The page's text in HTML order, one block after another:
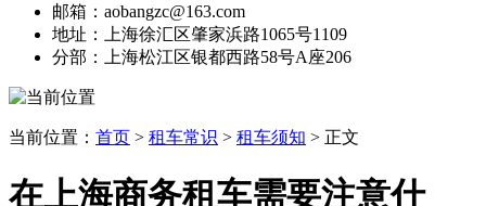
邮箱：aobangzc@163.com
地址：上海徐汇区肇家浜路1065号1109
分部：上海松江区银都西路58号A座206
当前位置： 首页 > 租车常识 > 租车须知 > 正文
在上海商务租车需要注意什